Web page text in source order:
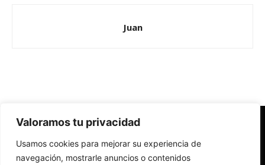
Valoramos tu privacidad
Usamos cookies para mejorar su experiencia de
navegación, mostrarle anuncios o contenidos
Juan
Redes Cristianas
Una mirada alternativa sobre la Iglesia católica y la sociedad
- Colectivos de Redes Cristianas